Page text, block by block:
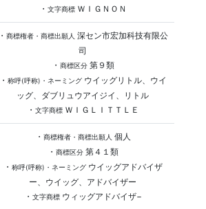
・ 文字商標ＷＩＧＮＯＮ
・ 商標権者・商標出願人 深セン市宏加科技有限公
司
・ 商標区分第９類
・ 称呼(呼称)・ネーミングウイッグリトル、ウイ
ッグ、ダブリュウアイジイ、リトル
・ 文字商標ＷＩＧＬＩＴＴＬＥ
・ 商標権者・商標出願人 個人
・ 商標区分第４１類
・ 称呼(呼称)・ネーミングウイッグアドバイザ
ー、ウイッグ、アドバイザー
・ 文字商標ウィッグアドバイザ−